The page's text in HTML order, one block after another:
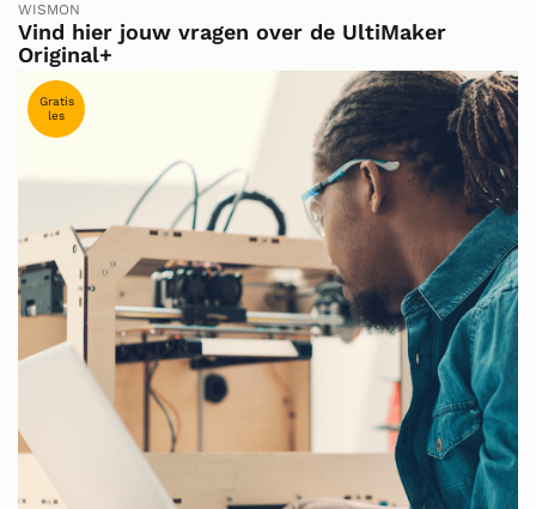
WISMON
Vind hier jouw vragen over de UltiMaker
Original+
Gratis
les